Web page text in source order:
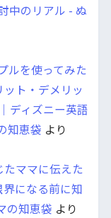
中のリアル - ぬ
ルを使ってみた
ト・デメリッ
ディズニー英語
知恵袋 より
ママに伝えた
になる前に知
の知恵袋 より